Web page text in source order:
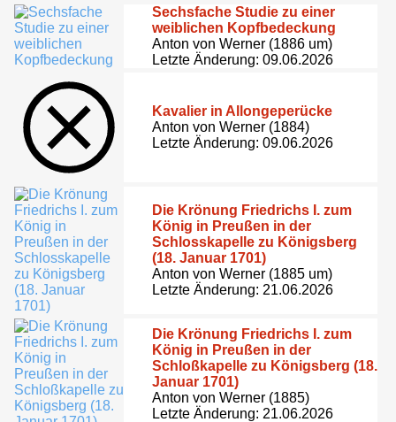
Sechsfache Studie zu einer
weiblichen Kopfbedeckung
Anton von Werner (1886 um)
Letzte Änderung: 09.06.2026
Kavalier in Allongeperücke
Anton von Werner (1884)
Letzte Änderung: 09.06.2026
Die Krönung Friedrichs I. zum
König in Preußen in der
Schlosskapelle zu Königsberg
(18. Januar 1701)
Anton von Werner (1885 um)
Letzte Änderung: 21.06.2026
Die Krönung Friedrichs I. zum
König in Preußen in der
Schloßkapelle zu Königsberg (18.
Januar 1701)
Anton von Werner (1885)
Letzte Änderung: 21.06.2026